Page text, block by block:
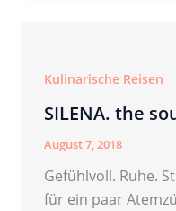
Kulinarische Reisen
SILENA. the
August 7, 2018
Gefühlvoll. Ruhe.
für ein paar